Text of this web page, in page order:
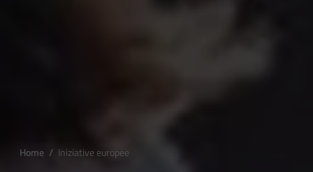
Home / Iniziative europee